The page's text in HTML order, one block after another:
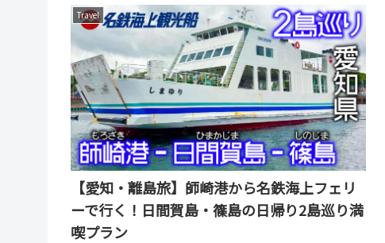
Travel
【愛知・離島旅】師崎港から名鉄海上フェリ
ーで行く！日間賀島・篠島の日帰り2島巡り満
喫プラン